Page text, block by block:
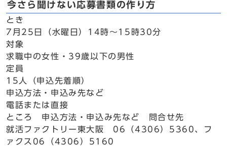
今さら聞けない応募書類の作り方
とき
7月25日（水曜日）14時～15時30分
対象
求職中の女性・39歳以下の男性
定員
15人（申込先着順）
申込方法・申込み先など
電話または直接
ところ 申込方法・申込み先など 問合せ先
就活ファクトリー東大阪 06（4306）5360、フ
ァクス06（4306）5160